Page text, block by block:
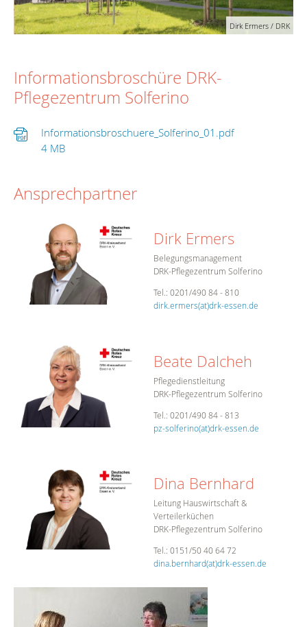
Dirk Ermers / DRK
Informationsbroschüre DRK-
Pflegezentrum Solferino
Informationsbroschuere_Solferino_01.pdf
4 MB
Ansprechpartner
Dirk Ermers
Belegungsmanagement
DRK-Pflegezentrum Solferino
Tel.: 0201/490 84 - 810
dirk.ermers(at)drk-essen.de
Beate Dalcheh
Pflegedienstleitung
DRK-Pflegezentrum Solferino
Tel.: 0201/490 84 - 813
pz-solferino(at)drk-essen.de
Dina Bernhard
Leitung Hauswirtschaft &
Verteilerküchen
DRK-Pflegezentrum Solferino
Tel.: 0151/50 40 64 72
dina.bernhard(at)drk-essen.de